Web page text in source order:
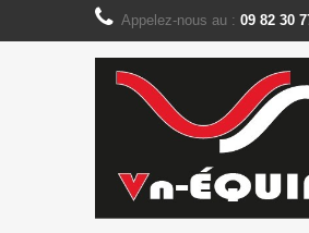
Panneau de gestion des cookies
Appelez-nous au : 09 82 30